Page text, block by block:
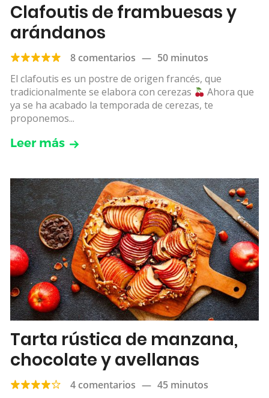
Clafoutis de frambuesas y
arándanos
8 comentarios — 50 minutos
El clafoutis es un postre de origen francés, que
tradicionalmente se elabora con cerezas
Ahora que
ya se ha acabado la temporada de cerezas, te
proponemos...
Leer más
Tarta rústica de manzana,
chocolate y avellanas
4 comentarios — 45 minutos